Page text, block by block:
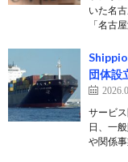
いた名
「名古
団体設
サービ
日、一
や関係